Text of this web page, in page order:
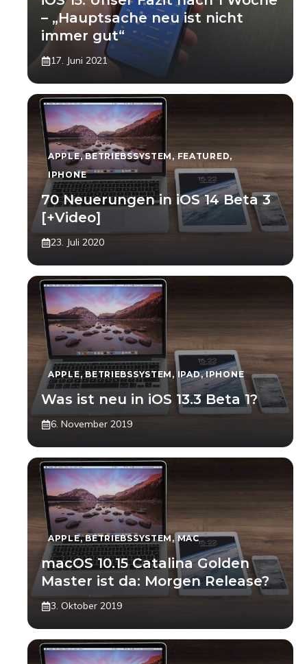
– „Hauptsache neu ist nicht
immer gut“
17. Juni 2021
APPLE,BETRIEBSSYSTEM,FEATURED,
IPHONE
70 Neuerungen in iOS 14 Beta 3
[+Video]
23. Juli 2020
APPLE,BETRIEBSSYSTEM ,IPAD,IPHONE
Was ist neu in iOS 13.3 Beta 1?
6. November 2019
APPLE,BETRIEBSSYSTEM , MAC
macOS 10.15 Catalina Golden
Master ist da: Morgen Release?
3. Oktober 2019